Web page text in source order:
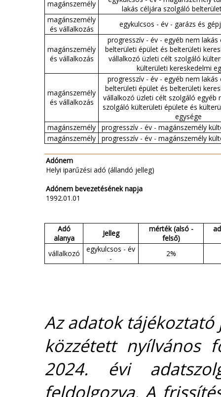
magánszemély
lakás céljára szolgáló
magánszemély
és vállalkozás
egykulcsos - év - garázs és
magánszemély
és vállalkozás
progresszív - év - egyéb nem
belterületi épület és belterületi
vállalkozó üzleti célt szolgáló
külterületi kereskedelmi
magánszemély
és vállalkozás
progresszív - év - egyéb nem
belterületi épület és belterületi
vállalkozó üzleti célt szolgáló egyéb
szolgáló külterületi épülete és
egysége
magánszemély
progresszív - év - magánszemély
magánszemély
progresszív - év - magánszemély
Adónem
Helyi iparűzési adó (állandó jelleg)
Adónem bevezetésének napja
1992.01.01
Adó
alanya
Jelleg
mérték (alsó -
felső)
vállalkozó
egykulcsos - év
-
2%
Az adatok
közzétett nyílvános
2024. évi
feldolgozva. A